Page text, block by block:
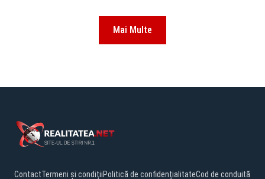
Mai Multe
ContactTermeni și condițiiPolitică de confidențialitateCod de conduită